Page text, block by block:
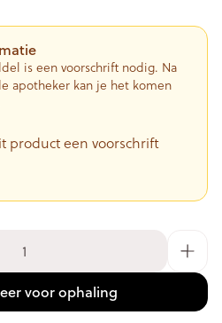
is een voorschrift nodig. Na
apotheker kan je het komen
product een voorschrift
voor ophaling